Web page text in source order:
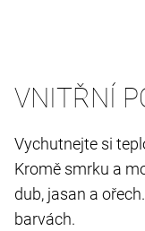
VNITŘNÍ
Vychutnejte si
Kromě smrku a
dub, jasan a
barvách.